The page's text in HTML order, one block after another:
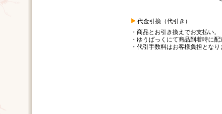
代金引換（代引き）
・商品とお引き換えでお支払い。
・ゆうぱっくにて商品到着時に
・代引手数料はお客様負担となり